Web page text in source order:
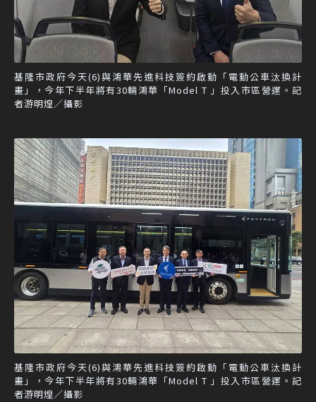
基隆市政府今天(6)與鴻華先進科技簽約啟動「電動公車汰換計
畫」，今年下半年將有30輛鴻華「Model T 」投入市區營運。記
者游明煌／攝影
基隆市政府今天(6)與鴻華先進科技簽約啟動「電動公車汰換計
畫」，今年下半年將有30輛鴻華「Model T 」投入市區營運。記
者游明煌／攝影